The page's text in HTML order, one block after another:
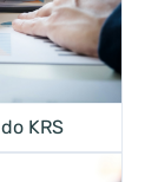
KRS